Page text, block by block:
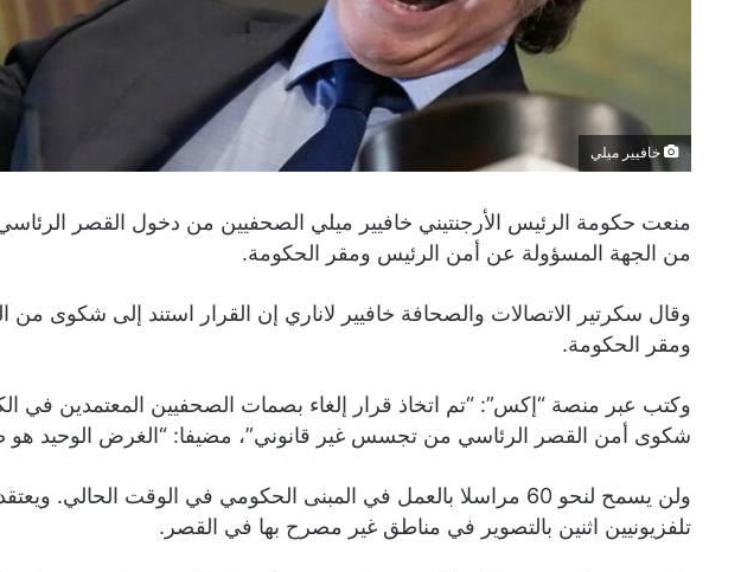
خافيير ميلي
منعت حكومة الرئيس الأرجنتيني خافيير ميلي الصحفيين من دخول القصر
من الجهة المسؤولة عن أمن الرئيس ومقر الحكومة.
وقال سكرتير الاتصالات والصحافة خافيير لاناري إن القرار استند إلى شكوى
ومقر الحكومة.
وكتب عبر منصة “إكس”: “تم اتخاذ قرار إلغاء بصمات الصحفيين المعتمدين في
شكوى أمن القصر الرئاسي من تجسس غير قانوني”، مضيفا: “الغرض الوحيد هو
ولن يسمح لنحو 60 مراسلا بالعمل في المبنى الحكومي في الوقت
تلفزيونيين اثنين بالتصوير في مناطق غير مصرح بها في القصر.